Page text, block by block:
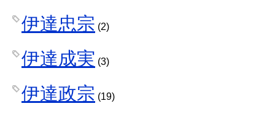
伊達忠宗 (2)
伊達成実 (3)
伊達政宗 (19)